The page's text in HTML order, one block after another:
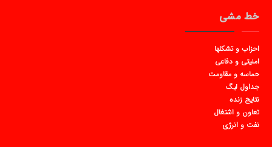
خط مشی
احزاب و تشکلها
امنیتی و دفاعی
حماسه و مقاومت
جداول لیگ
نتایج زنده
تعاون و اشتغال
نفت و انرژی